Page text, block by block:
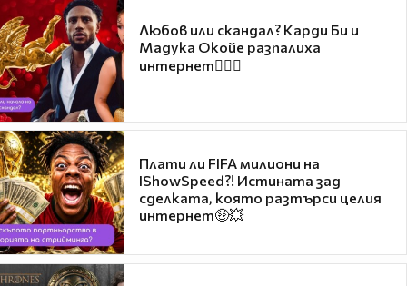
Любов или скандал? Карди Би и
Мадука Окойе разпалиха
интернет❤️‍🔥🔥
Плати ли FIFA милиони на
IShowSpeed?! Истината зад
сделката, която разтърси целия
интернет🤑💥